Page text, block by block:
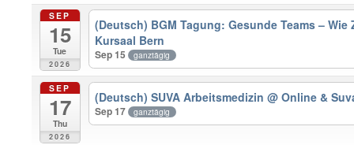
SEP
15
Tue
2026
(Deutsch) BGM Tagung: Gesunde Teams –
Kursaal Bern
Sep 15 ganztägig
SEP
17
Thu
2026
(Deutsch) SUVA Arbeitsmedizin@ Online &
Sep 17 ganztägig